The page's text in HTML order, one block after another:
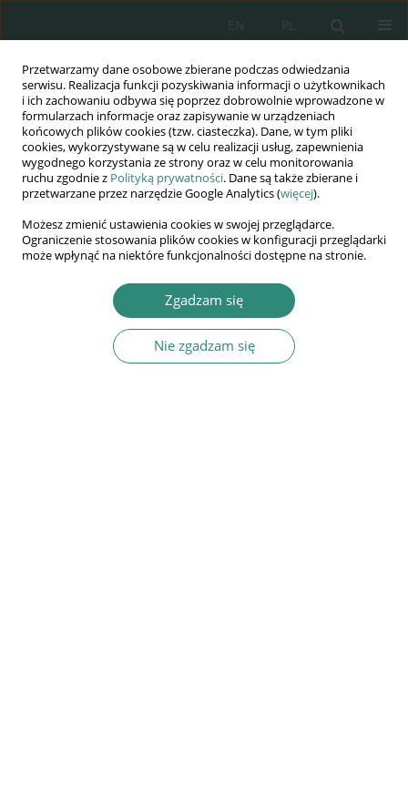
Przetwarzamy dane osobowe zbierane podczas odwiedzania
serwisu. Realizacja funkcji pozyskiwania informacji o użytkownikach
i ich zachowaniu odbywa się poprzez dobrowolnie wprowadzone w
formularzach informacje oraz zapisywanie w urządzeniach
końcowych plików cookies (tzw. ciasteczka). Dane, w tym pliki
cookies, wykorzystywane są w celu realizacji usług, zapewnienia
wygodnego korzystania ze strony oraz w celu monitorowania
ruchu zgodnie z Polityką prywatności. Dane są także zbierane i
przetwarzane przez narzędzie Google Analytics (więcej).
Możesz zmienić ustawienia cookies w swojej przeglądarce.
Ograniczenie stosowania plików cookies w konfiguracji przeglądarki
może wpłynąć na niektóre funkcjonalności dostępne na stronie.
Zgadzam się
Nie zgadzam się
PL
EN
Wydawnictwo
AWSGE
Akademia Nauk Stosowanych
WSGE
im. Alcide De Gasperi
Słowo kluczoweprzyrodnicze
prace plastyczne